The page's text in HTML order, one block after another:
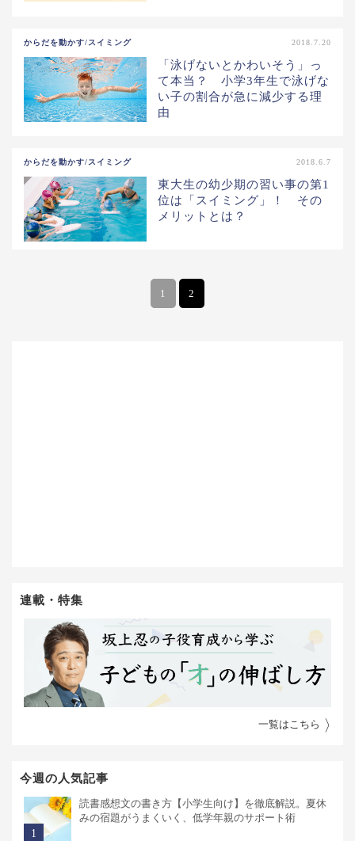
からだを動かす/スイミング 2018.7.20
「泳げないとかわいそう」っ
て本当？ 小学3年生で泳げな
い子の割合が急に減少する理
由
からだを動かす/スイミング 2018.6.7
東大生の幼少期の習い事の第1
位は「スイミング」！ その
メリットとは？
1 2
連載・特集
一覧はこちら
今週の人気記事
読書感想文の書き方【小学生向け】を徹底解説。夏休
みの宿題がうまくいく、低学年親のサポート術